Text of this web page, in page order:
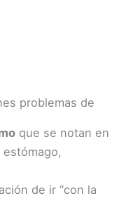
problemas de
que se notan en
de ir “con la